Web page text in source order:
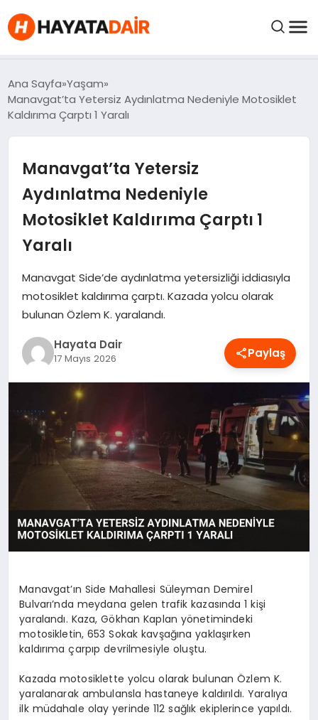
FIYATLAR
HABERLER
İNCELEMELER
KRIPTO PARALAR
KIMDIR?
NEDIR?
SAĞLIK
TEKNOLOJI
Ana Sayfa Yaşam
Manavgat’ta Yetersiz Aydınlatma Nedeniyle Motosiklet
Kaldırıma Çarptı 1 Yaralı
Manavgat’ta Yetersiz
Aydınlatma Nedeniyle
Motosiklet Kaldırıma Çarptı 1
Yaralı
Manavgat Side’de aydınlatma yetersizliği iddiasıyla
motosiklet kaldırıma çarptı. Kazada yolcu olarak
bulunan Özlem K. yaralandı.
Hayata Dair
17 Mayıs 2026 Paylaş
Manavgat’ın Side Mahallesi Süleyman Demirel
Bulvarı’nda meydana gelen trafik kazasında 1 kişi
yaralandı. Kaza, Gökhan Kaplan yönetimindeki
motosikletin, 653 Sokak kavşağına yaklaşırken
kaldırıma çarpıp devrilmesiyle oluştu.
Kazada motosiklette yolcu olarak bulunan Özlem K.
yaralanarak ambulansla hastaneye kaldırıldı. Yaralıya
ilk müdahale olay yerinde 112 sağlık ekiplerince yapıldı.